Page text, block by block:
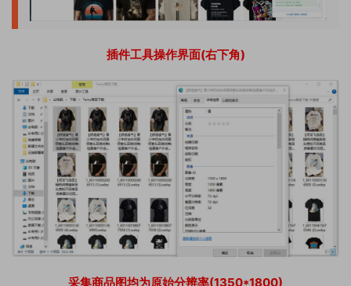
插件工具操作界面(右下角)
采集商品图均为原始分辨率(1350*1800)